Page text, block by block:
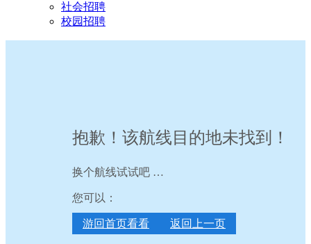
社会招聘
校园招聘
抱歉！该航线目的地未找到！
换个航线试试吧 …
您可以：
游回首页看看 返回上一页